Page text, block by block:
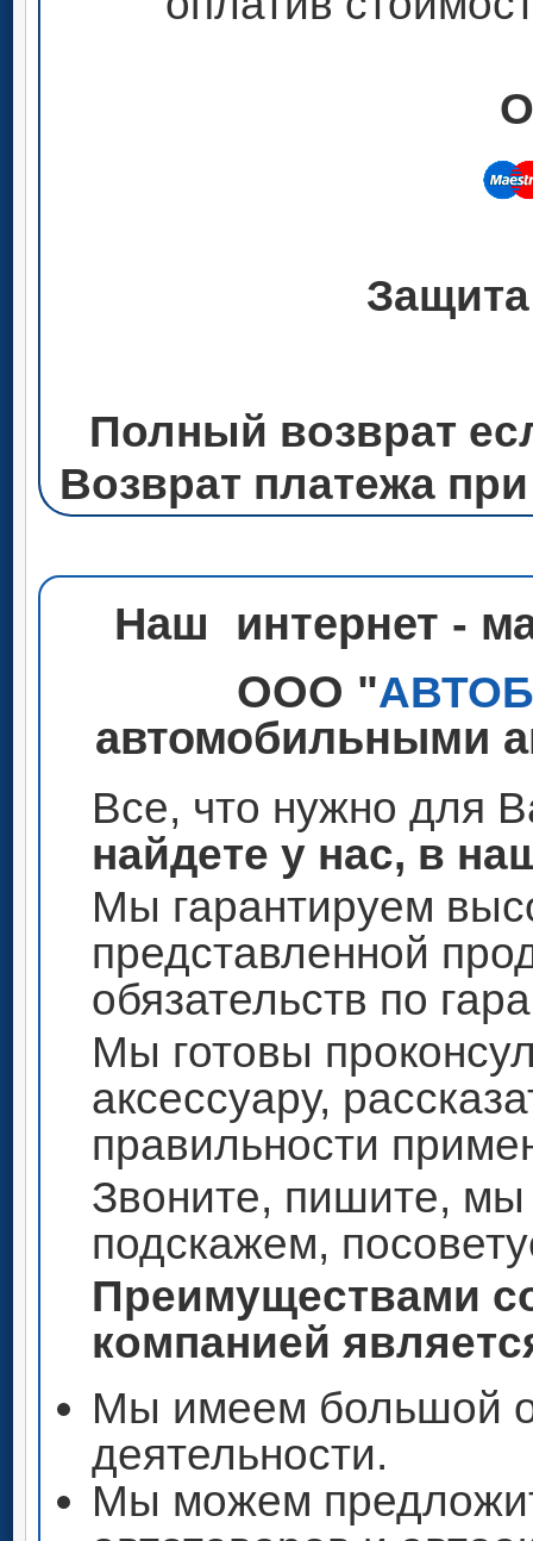
Полный возврат
Возврат платежа
Наш интернет -
ООО "
автомобильными
Все, что нужно для
найдете у нас, в
Мы гарантируем
представленной
обязательств по
Мы готовы
аксессуару,
правильности
Звоните, пишите, мы
подскажем,
Преимуществами
компанией
Мы имеем большой
деятельности.
Мы можем